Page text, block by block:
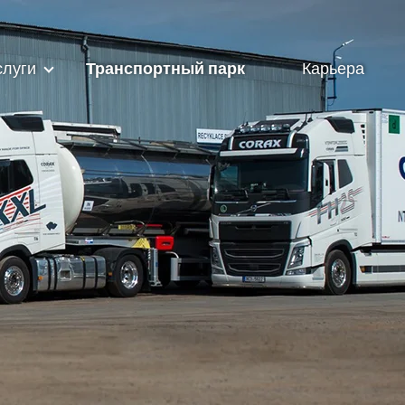
Транспортный парк Карьера